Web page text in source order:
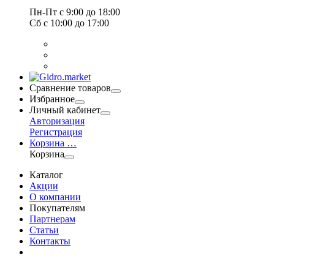
Пн-Пт с 9:00 до 18:00
Сб с 10:00 до 17:00
Сравнение товаров
Избранное
Личный кабинет
Авторизация
Регистрация
Корзина …
Корзина
Каталог
Акции
О компании
Покупателям
Партнерам
Статьи
Контакты